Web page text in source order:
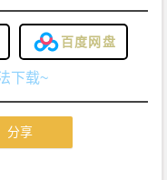
百度网盘
下载~
分享